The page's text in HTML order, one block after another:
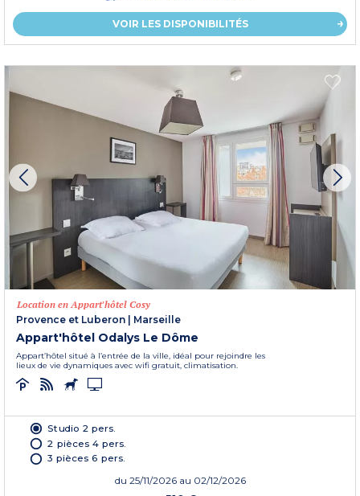
VOIR LES DISPONIBILITÉS
Location en Appart'hôtel Cosy
Provence et Luberon | Marseille
Appart'hôtel Odalys Le Dôme
Appart’hôtel situé à l’entrée de la ville, idéal pour rejoindre les
lieux de vie dynamiques avec wifi gratuit, climatisation.
Studio 2 pers.
2 pièces 4 pers.
3 pièces 6 pers.
du 25/11/2026 au 02/12/2026